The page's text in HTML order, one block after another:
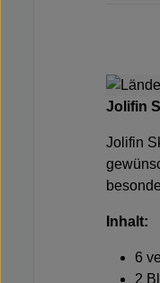
Jolifin
Jolifin
Inhalt:
6
2